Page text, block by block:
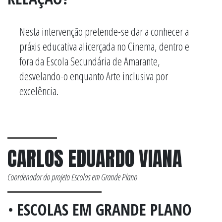
Nesta intervenção pretende-se dar a conhecer a
práxis educativa alicerçada no Cinema, dentro e
fora da Escola Secundária de Amarante,
desvelando-o enquanto Arte inclusiva por
excelência.
CARLOS EDUARDO VIANA
Coordenador do projeto Escolas em Grande Plano
• ESCOLAS EM GRANDE PLANO